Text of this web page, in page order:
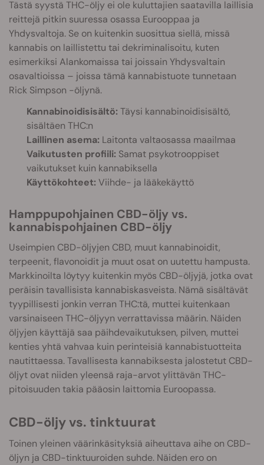
Tästä syystä THC-öljy ei ole kuluttajien saatavilla laillisia
reittejä pitkin suuressa osassa Eurooppaa ja
Yhdysvaltoja. Se on kuitenkin suosittua siellä, missä
kannabis on laillistettu tai dekriminalisoitu, kuten
esimerkiksi Alankomaissa tai joissain Yhdysvaltain
osavaltioissa – joissa tämä kannabistuote tunnetaan
Rick Simpson -öljynä.
Kannabinoidisisältö: Täysi kannabinoidisisältö,
sisältäen THC:n
Laillinen asema: Laitonta valtaosassa maailmaa
Vaikutusten profiili: Samat psykotrooppiset
vaikutukset kuin kannabiksella
Käyttökohteet: Viihde- ja lääkekäyttö
Hamppupohjainen CBD-öljy vs.
kannabispohjainen CBD-öljy
Useimpien CBD-öljyjen CBD, muut kannabinoidit,
terpeenit, flavonoidit ja muut osat on uutettu hampusta.
Markkinoilta löytyy kuitenkin myös CBD-öljyjä, jotka ovat
peräisin tavallisista kannabiskasveista. Nämä sisältävät
tyypillisesti jonkin verran THC:tä, muttei kuitenkaan
varsinaiseen THC-öljyyn verrattavissa määrin. Näiden
öljyjen käyttäjä saa päihdevaikutuksen, pilven, muttei
kenties yhtä vahvaa kuin perinteisiä kannabistuotteita
nautittaessa. Tavallisesta kannabiksesta jalostetut CBD-
öljyt ovat niiden yleensä raja-arvot ylittävän THC-
pitoisuuden takia pääosin laittomia Euroopassa.
CBD-öljy vs. tinktuurat
Toinen yleinen väärinkäsityksiä aiheuttava aihe on CBD-
öljyn ja CBD-tinktuuroiden suhde. Näiden ero on